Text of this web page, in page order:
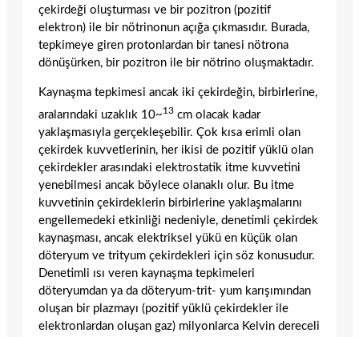
çekirdeği oluşturması ve bir pozitron (pozitif
elektron) ile bir nötrinonun açığa çıkmasıdır. Burada,
tepkimeye giren protonlardan bir tanesi nötrona
dönüşürken, bir pozitron ile bir nötrino oluşmaktadır.
Kaynaşma tepkimesi ancak iki çekirdeğin, birbirlerine,
aralarındaki uzaklık 10~13 cm olacak kadar
yaklaşmasıyla gerçekleşebilir. Çok kısa erimli olan
çekirdek kuvvetlerinin, her ikisi de pozitif yüklü olan
çekirdekler arasındaki elektrostatik itme kuvvetini
ye­nebilmesi ancak böylece olanaklı olur. Bu itme
kuvvetinin çekirdeklerin birbirlerine yaklaşmalarını
engellemedeki etkinliği ne­deniyle, denetimli çekirdek
kaynaşması, ancak elektriksel yükü en küçük olan
döter­yum ve trityum çekirdekleri için söz konu­sudur.
Denetimli ısı veren kaynaşma tepki­meleri
döteryumdan ya da döteryum-trit- yum karışımından
oluşan bir plazmayı (po­zitif yüklü çekirdekler ile
elektronlardan oluşan gaz) milyonlarca Kelvin dereceli